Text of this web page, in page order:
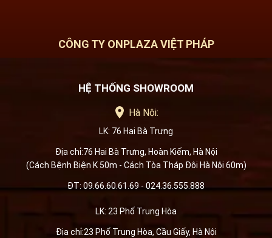
CÔNG TY ONPLAZA VIỆT PHÁP
HỆ THỐNG SHOWROOM
Hà Nội:
LK: 76 Hai Bà Trưng
Địa chỉ:76 Hai Bà Trưng, Hoàn Kiếm, Hà Nội
(Cách Bệnh Biện K 50m - Cách Tòa Tháp Đôi Hà Nội 60m)
ĐT: 09.66.60.61.69 - 024.36.555.888
LK: 23 Phố Trung Hòa
Địa chỉ:23 Phố Trung Hòa, Cầu Giấy, Hà Nội